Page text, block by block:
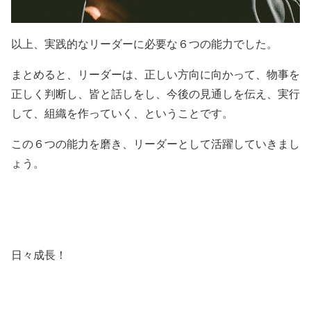
以上、実践的なリーダーに必要な６つの能力でした。
まとめると、リーダーは、正しい方向に向かって、物事を
正しく判断し、皆と話しをし、今後の見通しを伝え、実行
して、組織を作っていく、ということです。
この６つの能力を磨き、リーダーとして活躍していきまし
ょう。
日々成長！